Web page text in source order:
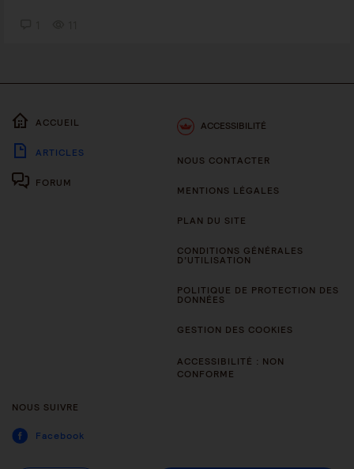
ACCUEIL
ARTICLES
FORUM
ACCESSIBILITÉ
NOUS CONTACTER
MENTIONS LÉGALES
PLAN DU SITE
CONDITIONS GÉNÉRALES
D’UTILISATION
POLITIQUE DE PROTECTION DES
DONNÉES
GESTION DES COOKIES
ACCESSIBILITÉ : NON
CONFORME
NOUS SUIVRE
Facebook